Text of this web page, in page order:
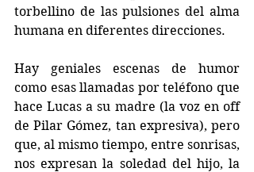
torbellino de las pulsiones del alma
humana en diferentes direcciones.
Hay geniales escenas de humor
como esas llamadas por teléfono que
hace Lucas a su madre (la voz en off
de Pilar Gómez, tan expresiva), pero
que, al mismo tiempo, entre sonrisas,
nos expresan la soledad del hijo, la